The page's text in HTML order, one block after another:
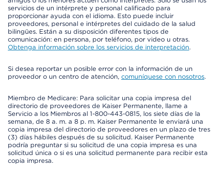
servicios de un intérprete y personal calificado para
proporcionar ayuda con el idioma. Esto puede incluir
proveedores, personal e intérpretes del cuidado de la salud
bilingües. Están a su disposición diferentes tipos de
comunicación: en persona, por teléfono, por video u otras.
Obtenga información sobre los servicios de interpretación.
Si desea reportar un posible error con la información de un
proveedor o un centro de atención, comuníquese con nosotros.
Miembro de Medicare: Para solicitar una copia impresa del
directorio de proveedores de Kaiser Permanente, llame a
Servicio a los Miembros al 1-800-443-0815, los siete días de la
semana, de 8 a. m. a 8 p. m. Kaiser Permanente le enviará una
copia impresa del directorio de proveedores en un plazo de tres
(3) días hábiles después de su solicitud. Kaiser Permanente
podría preguntar si su solicitud de una copia impresa es una
solicitud única o si es una solicitud permanente para recibir esta
copia impresa.